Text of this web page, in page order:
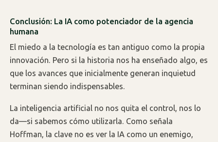
Conclusión: La IA como potenciador de la agencia
humana
El miedo a la tecnología es tan antiguo como la propia
innovación. Pero si la historia nos ha enseñado algo, es
que los avances que inicialmente generan inquietud
terminan siendo indispensables.
La inteligencia artificial no nos quita el control, nos lo
da—si sabemos cómo utilizarla. Como señala
Hoffman, la clave no es ver la IA como un enemigo,